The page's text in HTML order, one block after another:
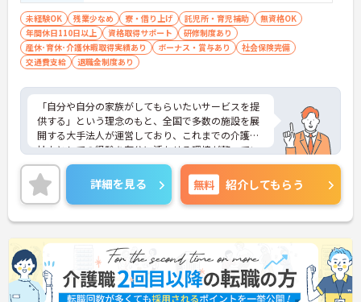
未経験OK 残業少なめ 寮・借り上げ 託児所・育児補助
無資格OK
年間休日110日以上
資格取得サポート
研修制度あり
産休･育休･介護休暇取得実績あり
ボーナス・賞与あり
社会保険完備
交通費支給
退職金制度あり
「自分や自分の家族がしてもらいたいサービスを提
供する」という理念のもと、全国で多数の施設を展
開する大手法人が運営しており、これまでの介護福
祉士としての経験を存分に活かせる環境が整ってい
ます。最大の魅力は、専門性を正当に評価する独自
の社内資格「マジ神制度」。認知症ケア等の分野で
認定されると最大月4万円の手当が加算され、確実
な収入アップが可能です。また、スマホでの記録入
力や睡眠センサー等のDX化により、夜間業務などの
身体的負担が大きく軽減されています。ご家族も対
象となる年間3万円の医療費補助など大手ならでは
の圧倒的な福利厚生のもと、ケアマネジャーへのス
テップアップ等、介護のプロとして長期的なキャリ
アを築けます。
詳細を見る 無料 紹介してもらう